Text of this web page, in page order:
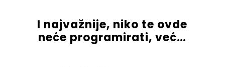
I najvažnije, niko te ovde
neće programirati, već…